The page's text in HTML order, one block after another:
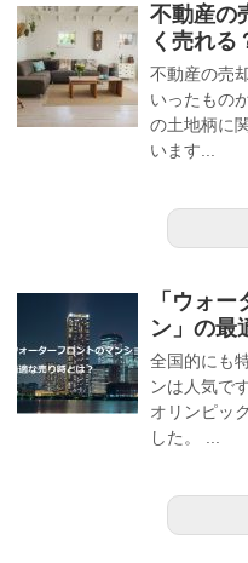
不動産の
く売れる
不動産の売
いったもの
の土地柄に
います...
「ウォ
ン」の最
全国的にも
ンは人気で
オリンピッ
した。 ...